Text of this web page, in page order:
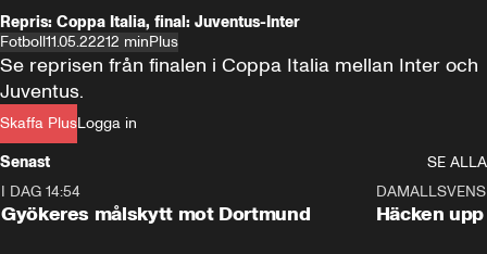
Repris: Coppa Italia, final: Juventus-Inter
Fotboll11.05.22212 minPlus
Skaffa PlusLogga in
Se reprisen från finalen i Coppa Italia mellan Inter och
Juventus.
Senast
SE ALLA
I DAG 14:54
Gyökeres målskytt mot Dortmund Häcken